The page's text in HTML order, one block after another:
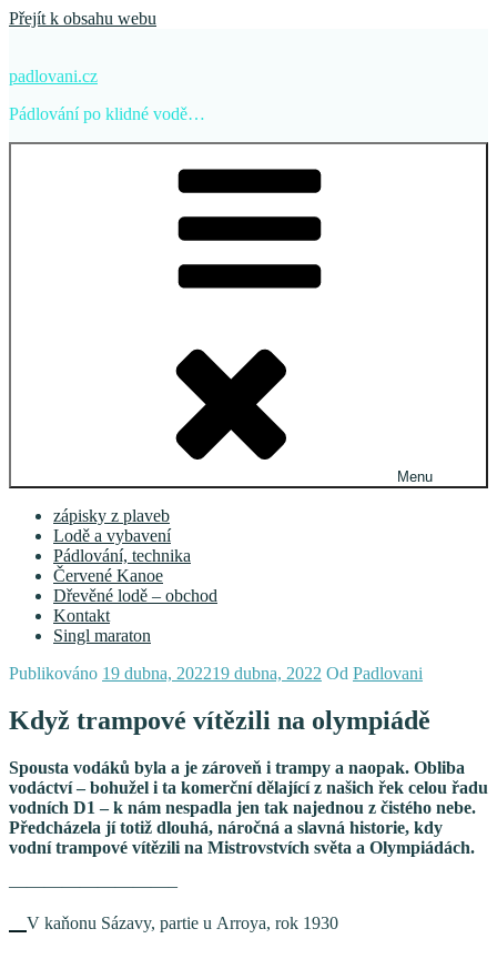
Přejít k obsahu webu
padlovani.cz
Pádlování po klidné vodě…
Menu
zápisky z plaveb
Lodě a vybavení
Pádlování, technika
Červené Kanoe
Dřevěné lodě – obchod
Kontakt
Singl maraton
Publikováno 19 dubna, 202219 dubna, 2022 Od Padlovani
Když trampové vítězili na olympiádě
Spousta vodáků byla a je zároveň i trampy a naopak. Obliba
vodáctví – bohužel i ta komerční dělající z našich řek celou řadu
vodních D1 – k nám nespadla jen tak najednou z čistého nebe.
Předcházela jí totiž dlouhá, náročná a slavná historie, kdy
vodní trampové vítězili na Mistrovstvích světa a Olympiádách.
—————————–
V kaňonu Sázavy, partie u Arroya, rok 1930